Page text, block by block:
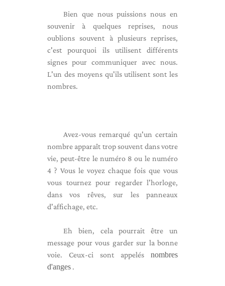
Bien que nous puissions nous en
souvenir à quelques reprises, nous
oublions souvent à plusieurs reprises,
c'est pourquoi ils utilisent différents
signes pour communiquer avec nous.
L'un des moyens qu'ils utilisent sont les
nombres.
Avez-vous remarqué qu'un certain
nombre apparaît trop souvent dans votre
vie, peut-être le numéro 8 ou le numéro
4 ? Vous le voyez chaque fois que vous
vous tournez pour regarder l'horloge,
dans vos rêves, sur les panneaux
d'affichage, etc.
Eh bien, cela pourrait être un
message pour vous garder sur la bonne
voie. Ceux-ci sont appelés nombres
d'anges .